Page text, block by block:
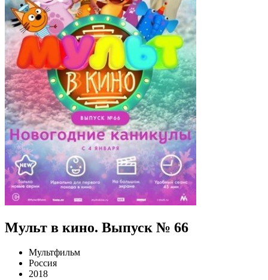
Мульт в кино. Выпуск № 66
Мультфильм
Россия
2018